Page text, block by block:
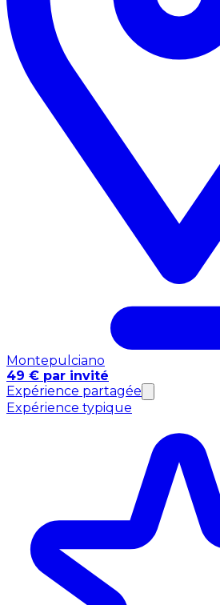
Montepulciano
49 € par invité
Expérience partagée
Expérience typique